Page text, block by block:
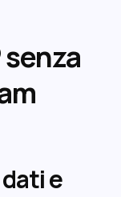
e